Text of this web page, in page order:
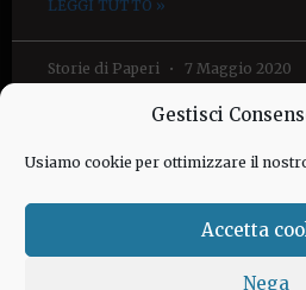
Gestisci
Usiamo cookie per ottimizzare il
Accetta
Nega
LEGGI TUTTO »
Storie di Paperi 7 Maggio 2020